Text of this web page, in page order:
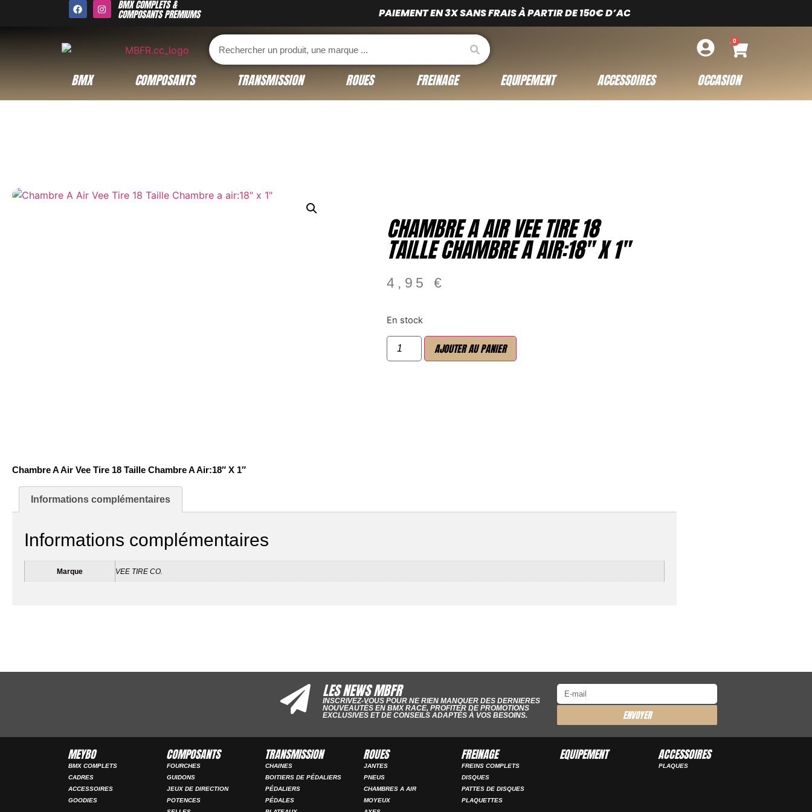
BMX COMPLETS &
COMPOSANTS PREMIUMS PAIEMENT EN 3X SANS FRAIS À PARTIR DE 150€ D’ACHAT – LIVRAISON SOUS 5 JOURS
0
BMX COMPOSANTS TRANSMISSION ROUES FREINAGE EQUIPEMENT ACCESSOIRES OCCASION
CHAMBRE A AIR VEE TIRE 18
TAILLE CHAMBRE A AIR:18″ X 1″
4,95 €
En stock
AJOUTER AU PANIER
Chambre A Air Vee Tire 18 Taille Chambre A Air:18″ X 1″
Informations complémentaires
Informations complémentaires
Marque VEE TIRE CO.
LES NEWS MBFR
INSCRIVEZ-VOUS POUR NE RIEN MANQUER DES DERNIERES
NOUVEAUTÉS EN BMX RACE, PROFITER DE PROMOTIONS
EXCLUSIVES ET DE CONSEILS ADAPTÉS À VOS BESOINS.
ENVOYER
MEYBO
BMX COMPLETS
CADRES
ACCESSOIRES
GOODIES
COMPOSANTS
FOURCHES
GUIDONS
JEUX DE DIRECTION
POTENCES
TRANSMISSION
CHAINES
BOITIERS DE PÉDALIERS
PÉDALIERS
PÉDALES
ROUES
JANTES
PNEUS
CHAMBRES A AIR
MOYEUX
FREINAGE
FREINS COMPLETS
DISQUES
PATTES DE DISQUES
PLAQUETTES
EQUIPEMENT ACCESSOIRES
PLAQUES